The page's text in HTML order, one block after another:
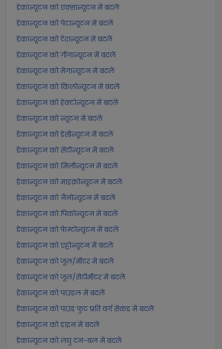
डेकान्यूटन को एक्सान्यूटन में बदलें
डेकान्यूटन को पेटान्यूटन में बदलें
डेकान्यूटन को टेरान्यूटन में बदलें
डेकान्यूटन को गीगान्यूटन में बदलें
डेकान्यूटन को मेगान्यूटन में बदलें
डेकान्यूटन को किलोन्यूटन में बदलें
डेकान्यूटन को हेक्टोन्यूटन में बदलें
डेकान्यूटन को न्यूटन में बदलें
डेकान्यूटन को डेसीन्यूटन में बदलें
डेकान्यूटन को सेंटीन्यूटन में बदलें
डेकान्यूटन को मिलीन्यूटन में बदलें
डेकान्यूटन को माइक्रोन्यूटन में बदलें
डेकान्यूटन को नैनोन्यूटन में बदलें
डेकान्यूटन को पिकोन्यूटन में बदलें
डेकान्यूटन को फेम्टोन्यूटन में बदलें
डेकान्यूटन को एट्टोन्यूटन में बदलें
डेकान्यूटन को जूल/मीटर में बदलें
डेकान्यूटन को जूल/सेंटीमीटर में बदलें
डेकान्यूटन को पाउंडल में बदलें
डेकान्यूटन को पाउंड फुट प्रति वर्ग सेकंड में बदलें
डेकान्यूटन को डाइन में बदलें
डेकान्यूटन को लघु टन-बल में बदलें